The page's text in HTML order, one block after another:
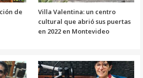
de
Villa Valentina: un centro
cultural que abrió sus puertas
en 2022 en Montevideo